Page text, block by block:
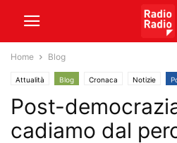
Home Blog
Attualità Blog Cronaca Notizie
Post-
cadiamo dal